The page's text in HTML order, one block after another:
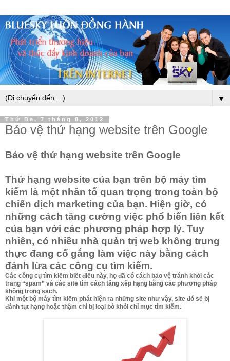
▼
Thứ Ba, 7 tháng 8, 2012
Bảo vệ thứ hạng website trên Google
Bảo vệ thứ hạng website trên Google
Thứ hạng website của bạn trên bộ máy tìm
kiếm là một nhân tố quan trọng trong toàn bộ
chiến dịch marketing của bạn. Hiện giờ, có
những cách tăng cường việc phổ biến liên kết
của bạn với các phương pháp hợp lý. Tuy
nhiên, có nhiều nhà quản trị web không trung
thực đang cố gắng làm việc này bằng cách
đánh lừa các công cụ tìm kiếm.
Các công cụ tìm kiếm biết điều này, họ đã có cách bảo vệ tránh khỏi các
trang “spam” và các site tìm cách tăng xếp hạng bằng các phương pháp
không trong sạch.
Khi một bộ máy tìm kiếm phát hiện ra những site như vậy, site đó sẽ bị
đánh tụt hạng hoặc thậm chí bị loại bỏ khỏi chỉ mục tìm kiếm.